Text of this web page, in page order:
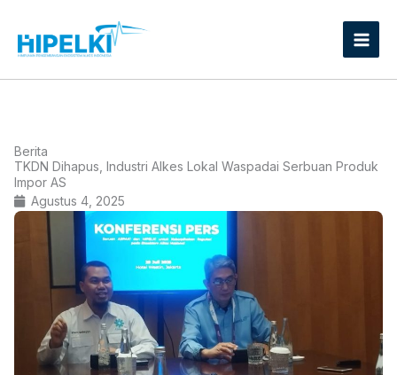
konten
Berita
TKDN Dihapus, Industri Alkes Lokal Waspadai Serbuan Produk
Impor AS
Agustus 4, 2025